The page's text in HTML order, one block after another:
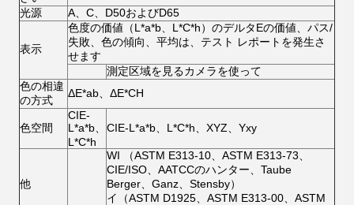
光源 A、C、D50およびD65
表示
色度の価値（L*a*b、L*C*h）のデルタEの価値、パス/
失敗、色の傾向、平均は、テスト レポートを発生さ
せます
測定区域を見るカメラを使って
色の相違
の方式
ΔE*ab、ΔE*CH
色空間
CIE-
L*a*b、
L*C*h
CIE-L*a*b、L*C*h、XYZ、Yxy
他
WI （ASTM E313-10、ASTM E313-73、
CIE/ISO、AATCCのハンター、Taube
Berger、Ganz、Stensby）
イ（ASTM D1925、ASTM E313-00、ASTM